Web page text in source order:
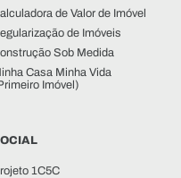
de Valor de Imóvel
de Imóveis
Sob Medida
Casa Minha Vida
Imóvel)
1C5C